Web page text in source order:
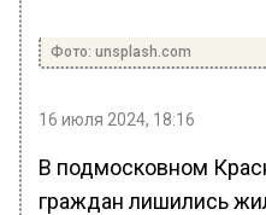
Фото: unsplash.com
16 июля 2024, 18:16
В подмосковном
граждан лишились